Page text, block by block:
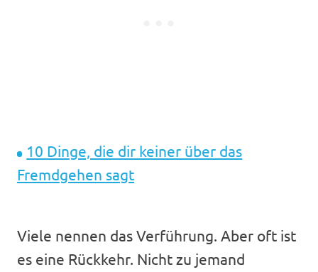
10 Dinge, die dir keiner über das
Fremdgehen sagt
Viele nennen das Verführung. Aber oft ist
es eine Rückkehr. Nicht zu jemand